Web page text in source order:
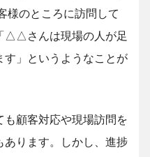
様のところに訪問して
△△さんは現場の人が足
す」というようなことが
も顧客対応や現場訪問を
あります。しかし、進捗